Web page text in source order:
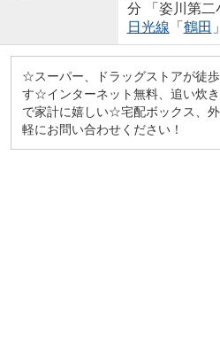
分 「姿川第二
日光線 「 鶴田
☆スーパー、ドラッグストアが徒
す☆インターネット無料、追い炊
で家計に嬉しい☆宅配ボックス、
軽にお問い合わせください！